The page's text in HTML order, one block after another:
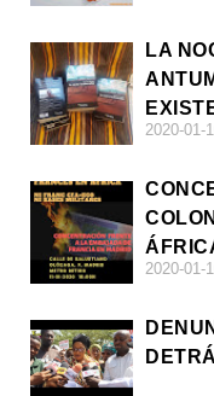
LA
2020-01-
2020-01-